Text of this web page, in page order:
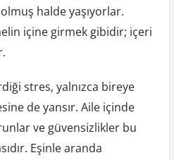
halde yaşıyorlar.
içine girmek gibidir; içeri
stres, yalnızca bireye
de yansır. Aile içinde
ve güvensizlikler bu
Eşinle aranda